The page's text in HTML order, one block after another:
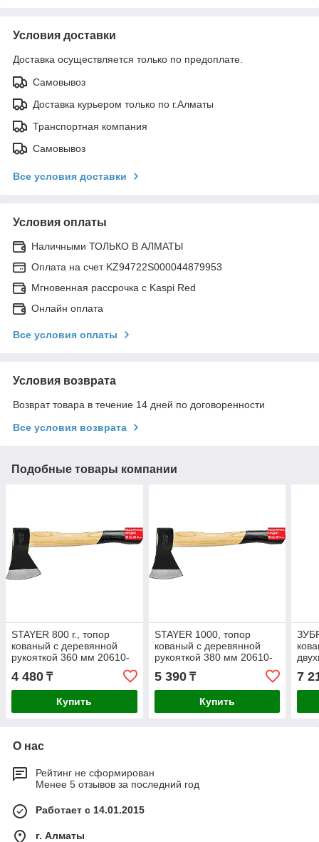
Условия доставки
Доставка осуществляется только по предоплате.
Самовывоз
Доставка курьером только по г.Алматы
Транспортная компания
Самовывоз
Все условия доставки
Условия оплаты
Наличными ТОЛЬКО В АЛМАТЫ
Оплата на счет KZ94722S000044879953
Мгновенная рассрочка с Kaspi Red
Онлайн оплата
Все условия оплаты
Условия возврата
Возврат товара в течение 14 дней по договоренности
Все условия возврата
Подобные товары компании
STAYER 800 г., топор
кованый с деревянной
рукояткой 360 мм 20610-
4 480 ₸
Купить
STAYER 1000, топор
кованый с деревянной
рукояткой 380 мм 20610-
5 390₸
Купить
7
О нас
Рейтинг не сформирован
Менее 5 отзывов за последний год
Работает с 14.01.2015
г. Алматы